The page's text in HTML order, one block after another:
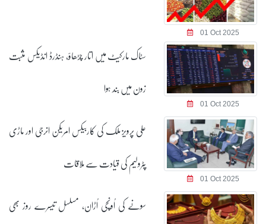
01 Oct 2025
01 Oct 2025
سٹاک مارکیٹ میں اتار چڑھاؤ، ہنڈرڈ انڈیکس مثبت
زون میں بند ہوا
01 Oct 2025
علی پرویز ملک کی کاربیکس امریکن انرجی اور ماڑی
پٹرولیم کی قیادت سے ملاقات
سونے کی اُونچی اُڑان، مسلسل تیسرے روز بھی